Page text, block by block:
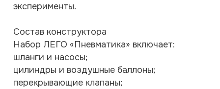
эксперименты.
Состав конструктора
Набор ЛЕГО «Пневматика» включает:
шланги и насосы;
цилиндры и воздушные баллоны;
перекрывающие клапаны;